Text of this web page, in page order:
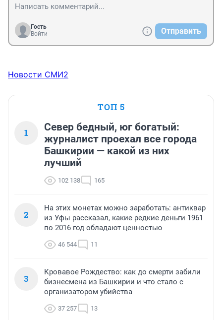
Гость
Войти
Отправить
Новости СМИ2
ТОП 5
1
Север бедный, юг богатый:
журналист проехал все города
Башкирии — какой из них
лучший
102 138 165
2
На этих монетах можно заработать: антиквар
из Уфы рассказал, какие редкие деньги 1961
по 2016 год обладают ценностью
46 544 11
3
Кровавое Рождество: как до смерти забили
бизнесмена из Башкирии и что стало с
организатором убийства
37 257 13